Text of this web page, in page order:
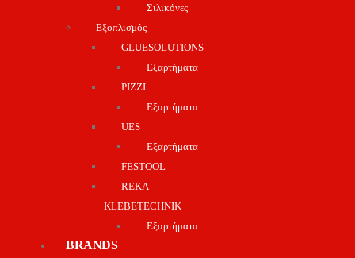
Σιλικόνες
Εξοπλισμός
GLUESOLUTIONS
Εξαρτήματα
PIZZI
Εξαρτήματα
UES
Εξαρτήματα
FESTOOL
REKA
KLEBETECHNIK
Εξαρτήματα
BRANDS